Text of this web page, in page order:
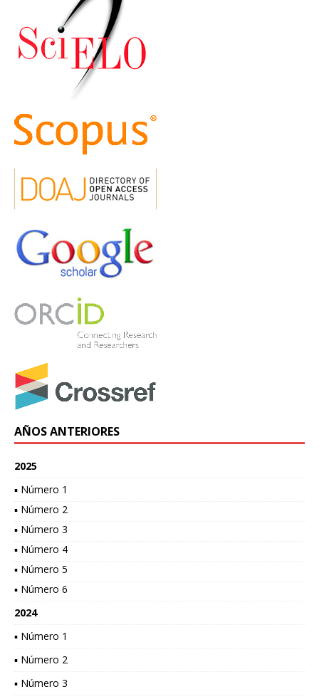
AÑOS ANTERIORES
2025
▪ Número 1
▪ Número 2
▪ Número 3
▪ Número 4
▪ Número 5
▪ Número 6
2024
▪ Número 1
▪ Número 2
▪ Número 3